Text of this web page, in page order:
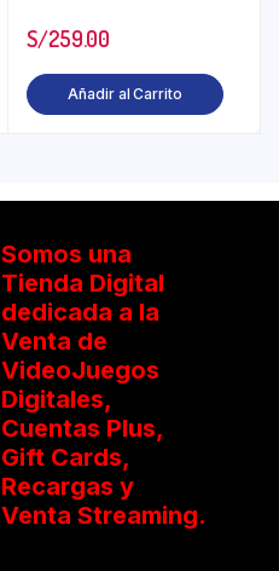
S/259.00
Añadir al Carrito
Somos una
Tienda Digital
dedicada a la
Venta de
VideoJuegos
Digitales,
Cuentas Plus,
Gift Cards,
Recargas y
Venta Streaming.